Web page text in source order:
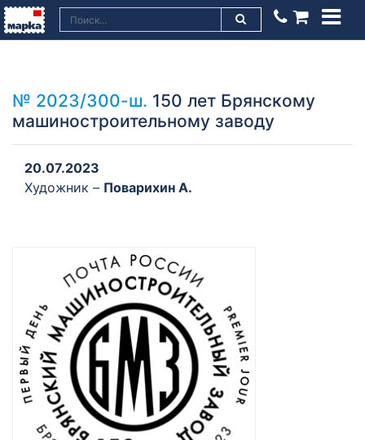
№ 2023/300-ш. 150 лет Брянскому
машиностроительному заводу
20.07.2023
Художник – Поварихин А.